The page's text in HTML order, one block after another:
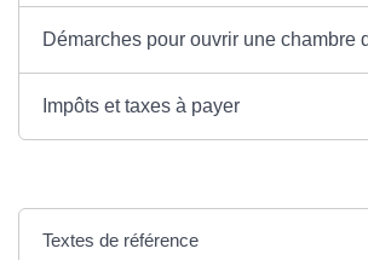
Démarches pour ouvrir une chambre
Impôts et taxes à payer
Textes de référence